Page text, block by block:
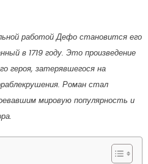
работой Дефо становится его
в 1719 году. Это произведение
героя, затерявшегося на
Роман стал
мировую популярность и